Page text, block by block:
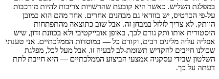
במפלגת השליש. כאשר היא קובעת שהרשויות צריכות להיות מורכבות
על-פי הכרטיס, יש בוודאי גם מבחנים אחרים. אחד מהם הוא כמובן
הוותק. לא צריך לזלזל במבחן זה. אבל שוב כתוצאה מהתפתחות
היסטורית אותו ותק גורם לכך, באופן אובייקטיבי ולא בכוונת זדון, שיש
אפליה עליה מלינים רבים, וקודם כל — במוסדות הממלכתיים. אני טענתי
שכולנו חייבים להקדיש תשומת-לב לבעיה זו. אבל מעל לכל, מפלגת
השלטון שבידי עסקניה אמצעי הביצוע הממלכתיים — היא חייבת לתת
דעתה על כך.